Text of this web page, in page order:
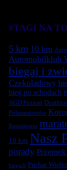
#TAGI NA
5 km 10 km
Automobilklub
biegaj i
Czekoladowy
bieg po schodach
AGD Poznań
Półmaratonów
Koronawirus
10 km Nasz
porady
biegach Puchar